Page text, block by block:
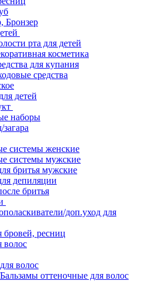
Бронзер
рта для детей
косметика
для купания
средства
детей
наборы
системы женские
системы мужские
бритья мужские
депиляции
бритья
доп.уход для
бровей, ресниц
волос
волос
оттеночные для волос